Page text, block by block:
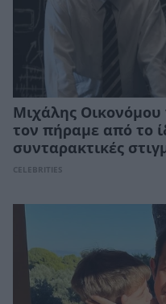
Μιχάλης Οικονόμου
τον πήραμε από το
συνταρακτικές
CELEBRITIES